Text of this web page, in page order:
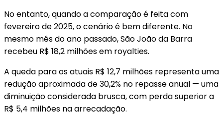
No entanto, quando a comparação é feita com
fevereiro de 2025, o cenário é bem diferente. No
mesmo mês do ano passado, São João da Barra
recebeu R$ 18,2 milhões em royalties.
A queda para os atuais R$ 12,7 milhões representa uma
redução aproximada de 30,2% no repasse anual — uma
diminuição considerada brusca, com perda superior a
R$ 5,4 milhões na arrecadação.